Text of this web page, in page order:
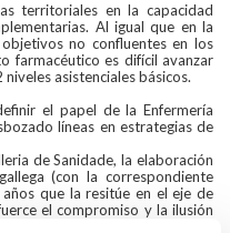
territoriales en la capacidad
Al igual que en la
no confluentes en los
farmacéutico es difícil avanzar
asistenciales básicos.
el papel de la Enfermería
líneas en estrategias de
de Sanidade, la elaboración
(con la correspondiente
que la resitúe en el eje de
el compromiso y la ilusión